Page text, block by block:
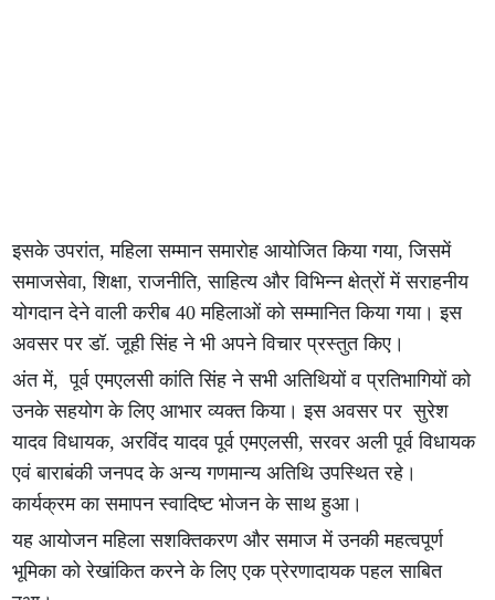
इसके उपरांत, महिला सम्मान समारोह आयोजित किया गया, जिसमें
समाजसेवा, शिक्षा, राजनीति, साहित्य और विभिन्न क्षेत्रों में सराहनीय
योगदान देने वाली करीब 40 महिलाओं को सम्मानित किया गया। इस
अवसर पर डॉ. जूही सिंह ने भी अपने विचार प्रस्तुत किए।
अंत में, पूर्व एमएलसी कांति सिंह ने सभी अतिथियों व प्रतिभागियों को
उनके सहयोग के लिए आभार व्यक्त किया। इस अवसर पर सुरेश
यादव विधायक, अरविंद यादव पूर्व एमएलसी, सरवर अली पूर्व विधायक
एवं बाराबंकी जनपद के अन्य गणमान्य अतिथि उपस्थित रहे।
कार्यक्रम का समापन स्वादिष्ट भोजन के साथ हुआ।
यह आयोजन महिला सशक्तिकरण और समाज में उनकी महत्वपूर्ण
भूमिका को रेखांकित करने के लिए एक प्रेरणादायक पहल साबित